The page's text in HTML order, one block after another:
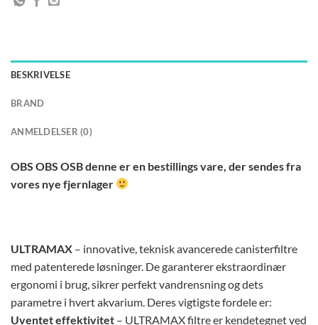
BESKRIVELSE
BRAND
ANMELDELSER (0)
OBS OBS OSB denne er en bestillings vare, der sendes fra
vores nye fjernlager
ULTRAMAX – innovative, teknisk avancerede canisterfiltre
med patenterede løsninger. De garanterer ekstraordinær
ergonomi i brug, sikrer perfekt vandrensning og dets
parametre i hvert akvarium. Deres vigtigste fordele er:
Uventet effektivitet – ULTRAMAX filtre er kendetegnet ved